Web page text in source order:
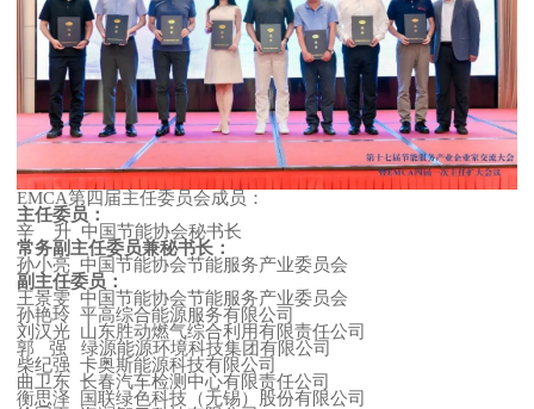
EMCA第四届主任委员会成员 ：
主任委员：
辛
升 中国节能协会秘书长
常务副主任委员兼秘书长：
孙小亮 中国节能协会节能服务产业委员会
副主任委员：
王景雯 中国节能协会节能服务产业委员会
孙艳玲 平高综合能源服务有限公司
刘汉光 山东胜动燃气综合利用有限责任公司
郭
强
绿源能源环境科技集团有限公司
柴纪强 卡奥斯能源科技有限公司
曲卫东 长春汽车检测中心有限责任公司
衡思泽
国联绿色科技（无锡）股份有限公司